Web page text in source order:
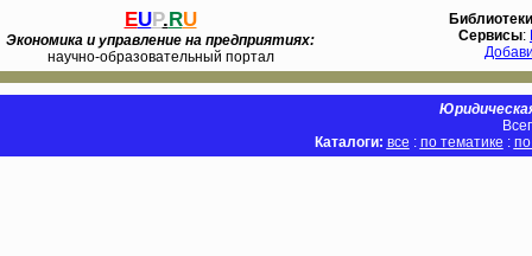
EUP.RU
Экономика и управление на предприятиях:
научно-образовательный портал
Библиотеки
Сервисы:
Каталоги: все : по тематике :